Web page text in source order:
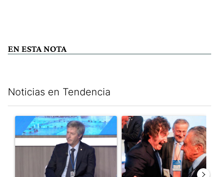
EN ESTA NOTA
Noticias en Tendencia
Un artículo de tendencia con el título "El Banco Central no
Un artículo de tendencia con